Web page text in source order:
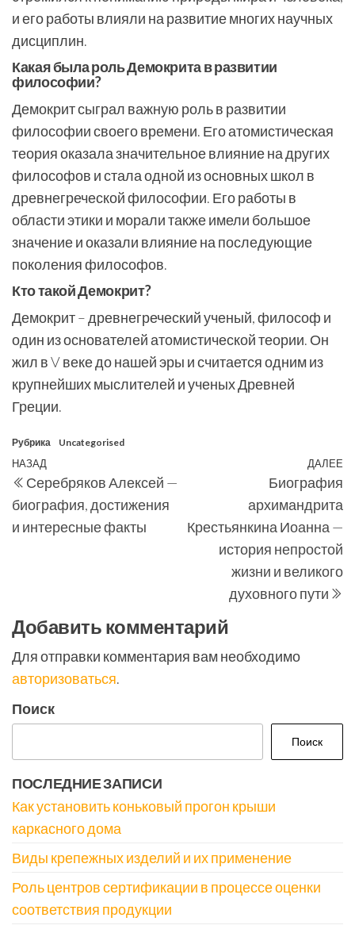
и его работы влияли на развитие многих научных
дисциплин.
Какая была роль Демокрита в развитии
философии?
Демокрит сыграл важную роль в развитии
философии своего времени. Его атомистическая
теория оказала значительное влияние на других
философов и стала одной из основных школ в
древнегреческой философии. Его работы в
области этики и морали также имели большое
значение и оказали влияние на последующие
поколения философов.
Кто такой Демокрит?
Демокрит – древнегреческий ученый, философ и
один из основателей атомистической теории. Он
жил в V веке до нашей эры и считается одним из
крупнейших мыслителей и ученых Древней
Греции.
Рубрика Uncategorised
Навигация
по
записям
Предыдущая
запись
НАЗАД
Серебряков Алексей —
биография, достижения
и интересные факты
ДАЛЕЕ
Биография
архимандрита
Крестьянкина Иоанна —
история непростой
жизни и великого
духовного пути
Добавить комментарий
Для отправки комментария вам необходимо
авторизоваться.
Поиск
Поиск
ПОСЛЕДНИЕ ЗАПИСИ
Как установить коньковый прогон крыши
каркасного дома
Виды крепежных изделий и их применение
Роль центров сертификации в процессе оценки
соответствия продукции